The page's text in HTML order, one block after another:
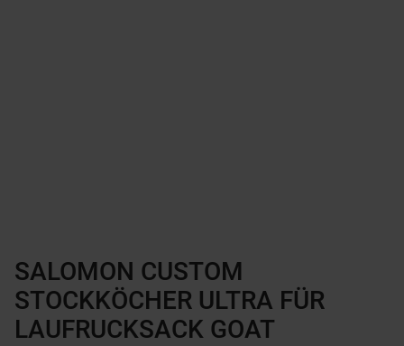
SALOMON CUSTOM
STOCKKÖCHER ULTRA FÜR
LAUFRUCKSACK GOAT